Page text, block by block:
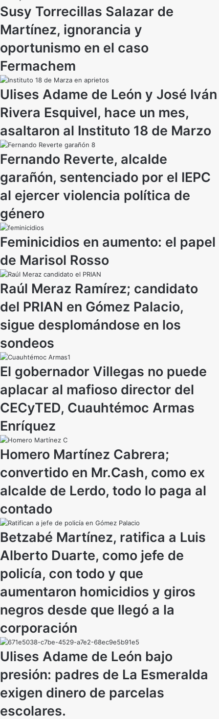
Susy Torrecillas Salazar de
Martínez, ignorancia y
oportunismo en el caso
Fermachem
Ulises Adame de León y José Iván
Rivera Esquivel, hace un mes,
asaltaron al Instituto 18 de Marzo
Fernando Reverte, alcalde
garañón, sentenciado por el IEPC
al ejercer violencia política de
género
Feminicidios en aumento: el papel
de Marisol Rosso
Raúl Meraz Ramírez; candidato
del PRIAN en Gómez Palacio,
sigue desplomándose en los
sondeos
El gobernador Villegas no puede
aplacar al mafioso director del
CECyTED, Cuauhtémoc Armas
Enríquez
Homero Martínez Cabrera;
convertido en Mr.Cash, como ex
alcalde de Lerdo, todo lo paga al
contado
Betzabé Martínez, ratifica a Luis
Alberto Duarte, como jefe de
policía, con todo y que
aumentaron homicidios y giros
negros desde que llegó a la
corporación
Ulises Adame de León bajo
presión: padres de La Esmeralda
exigen dinero de parcelas
escolares.